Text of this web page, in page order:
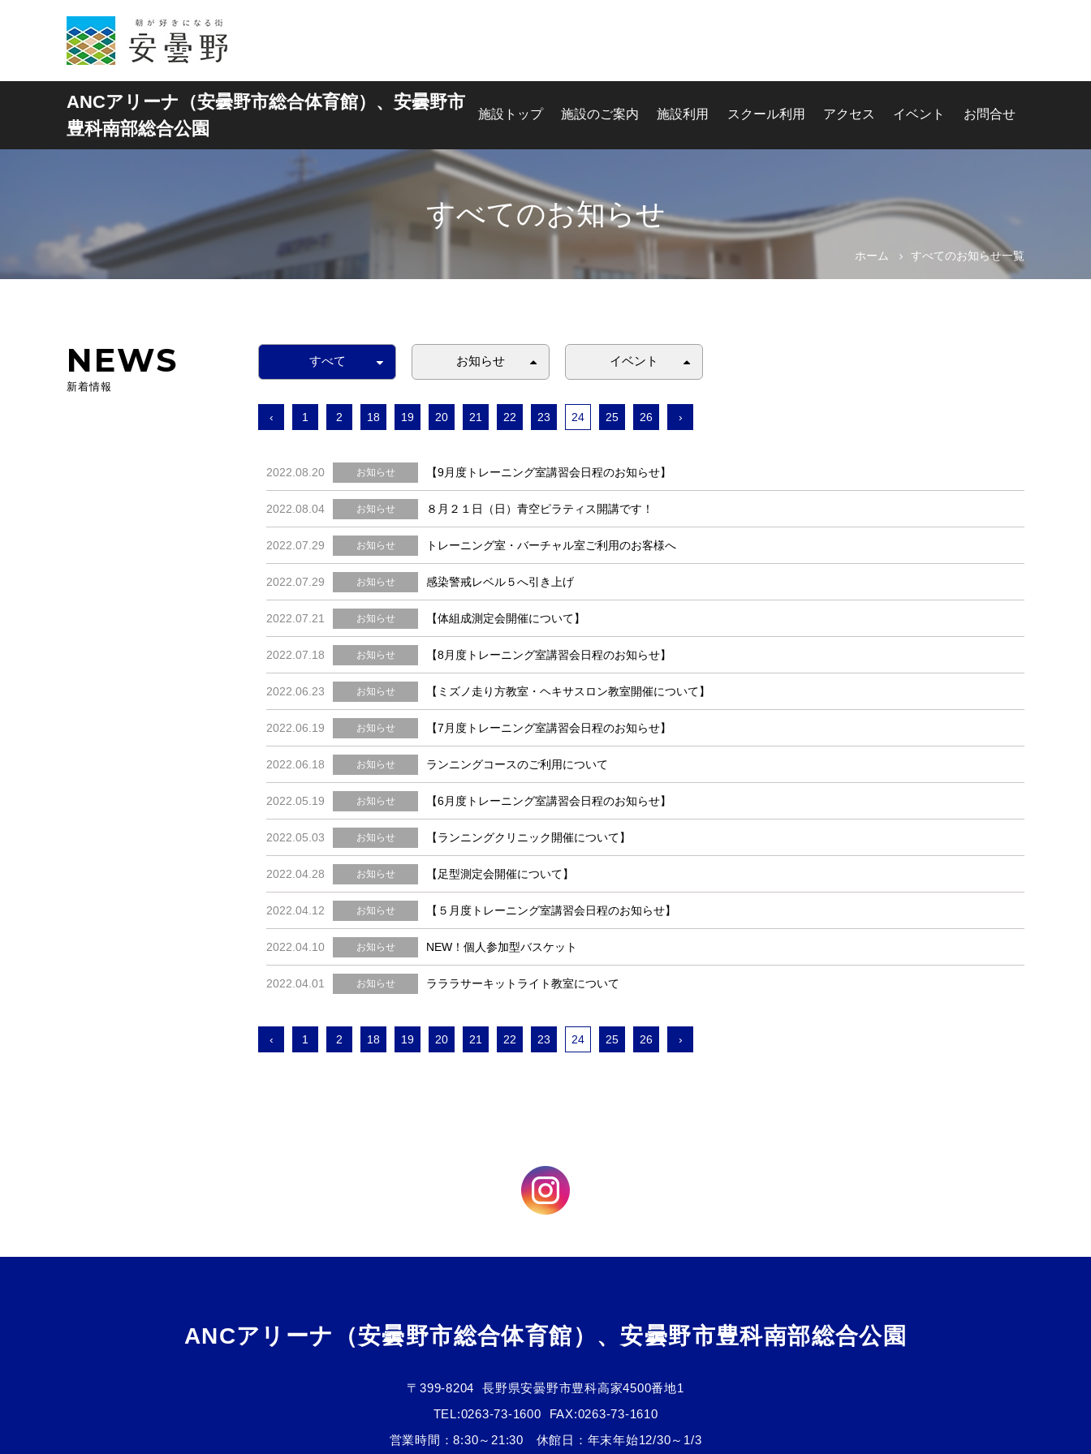
ANCアリーナ（安曇野市総合体育館）、安曇野市
豊科南部総合公園
施設トップ 施設のご案内 施設利用 スクール利用 アクセス イベント お問合せ
すべてのお知らせ
ホーム すべてのお知らせ一覧
NEWS
新着情報
すべて お知らせ イベント
‹ 1 2 18 19 20 21 22 23 24 25 26 ›
2022.08.20 お知らせ 【9月度トレーニング室講習会日程のお知らせ】
2022.08.04 お知らせ ８月２１日（日）青空ピラティス開講です！
2022.07.29 お知らせ トレーニング室・バーチャル室ご利用のお客様へ
2022.07.29 お知らせ 感染警戒レベル５へ引き上げ
2022.07.21 お知らせ 【体組成測定会開催について】
2022.07.18 お知らせ 【8月度トレーニング室講習会日程のお知らせ】
2022.06.23 お知らせ 【ミズノ走り方教室・ヘキサスロン教室開催について】
2022.06.19 お知らせ 【7月度トレーニング室講習会日程のお知らせ】
2022.06.18 お知らせ ランニングコースのご利用について
2022.05.19 お知らせ 【6月度トレーニング室講習会日程のお知らせ】
2022.05.03 お知らせ 【ランニングクリニック開催について】
2022.04.28 お知らせ 【足型測定会開催について】
2022.04.12 お知らせ 【５月度トレーニング室講習会日程のお知らせ】
2022.04.10 お知らせ NEW！個人参加型バスケット
2022.04.01 お知らせ ラララサーキットライト教室について
‹ 1 2 18 19 20 21 22 23 24 25 26 ›
ANCアリーナ（安曇野市総合体育館）、安曇野市豊科南部総合公園
〒399-8204
長野県安曇野市豊科高家4500番地1
TEL:0263-73-1600
FAX:0263-73-1610
営業時間：8:30～21:30 休館日：年末年始12/30～1/3